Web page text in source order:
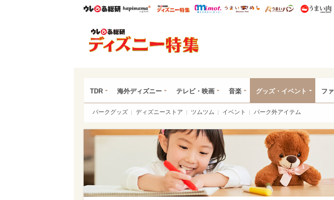
ウレぴあ総研ハピママ* ウレぴあ総研 ディズニー特集
mimot. うまいめし うまいパン
TDR 海外ディズニー テレビ・映画 音楽 グッズ・イベント フ
パークグッズ ディズニーストア ツムツム イベント パーク外アイテム